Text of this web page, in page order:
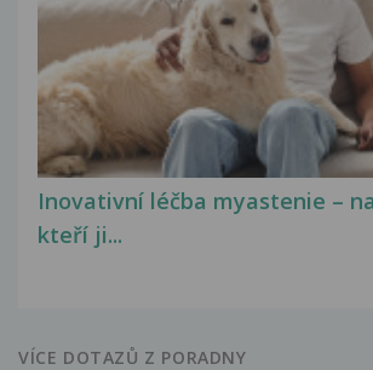
Inovativní léčba myastenie –
kteří ji...
VÍCE DOTAZŮ Z PORADNY